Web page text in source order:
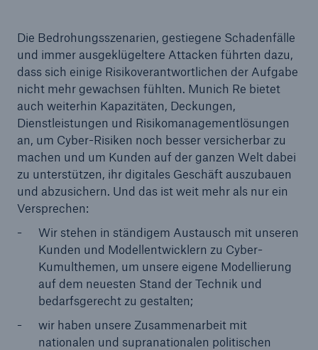
Die Bedrohungsszenarien, gestiegene Schadenfälle
und immer ausgeklügeltere Attacken führten dazu,
dass sich einige Risikoverantwortlichen der Aufgabe
nicht mehr gewachsen fühlten. Munich Re bietet
auch weiterhin Kapazitäten, Deckungen,
Dienstleistungen und Risikomanagementlösungen
an, um Cyber-Risiken noch besser versicherbar zu
machen und um Kunden auf der ganzen Welt dabei
zu unterstützen, ihr digitales Geschäft auszubauen
und abzusichern. Und das ist weit mehr als nur ein
Versprechen:
Wir stehen in ständigem Austausch mit unseren
Kunden und Modellentwicklern zu Cyber-
Kumulthemen, um unsere eigene Modellierung
auf dem neuesten Stand der Technik und
bedarfsgerecht zu gestalten;
wir haben unsere Zusammenarbeit mit
nationalen und supranationalen politischen
Versicherungslücke: der Anteil der nicht
versicherten Schäden aus Naturkatastrophen
seit 1980 beträgt
71.8%